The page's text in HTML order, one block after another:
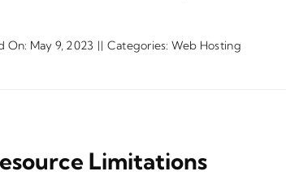
On: May 9, 2023 || Categories: Web Hosting
Limitations